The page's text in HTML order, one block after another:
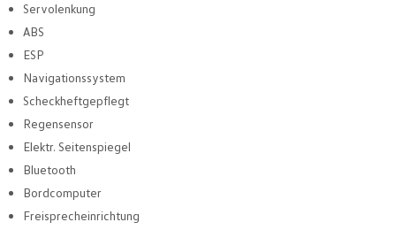
Servolenkung
ABS
ESP
Navigationssystem
Scheckheftgepflegt
Regensensor
Elektr. Seitenspiegel
Bluetooth
Bordcomputer
Freisprecheinrichtung